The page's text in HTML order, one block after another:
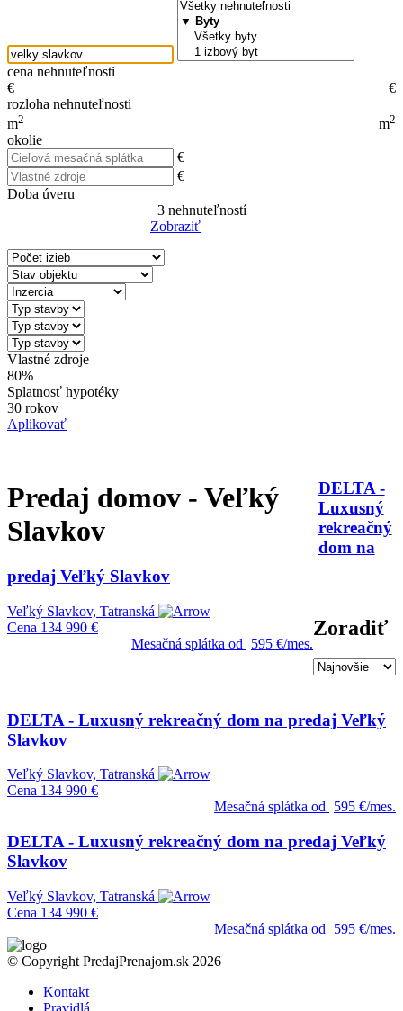
cena nehnuteľnosti
€
€
rozloha nehnuteľnosti
m2 m2
okolie
€
€
Doba úveru
3nehnuteľností
Zobraziť
Vlastné zdroje
80%
Splatnosť hypotéky
30 rokov
Aplikovať
Predaj domov - Veľký
Slavkov
Zoradiť
DELTA -
Luxusný
rekreačný
dom na
predaj Veľký Slavkov
Veľký Slavkov, Tatranská
Cena 134 990 €
Mesačná splátka od
595 €/mes.
DELTA - Luxusný rekreačný dom na predaj Veľký
Slavkov
Veľký Slavkov, Tatranská
Cena 134 990 €
Mesačná splátka od 595 €/mes.
DELTA - Luxusný rekreačný dom na predaj Veľký
Slavkov
Veľký Slavkov, Tatranská
Cena 134 990 €
Mesačná splátka od
595 €/mes.
© Copyright PredajPrenajom.sk 2026
Kontakt
Pravidlá